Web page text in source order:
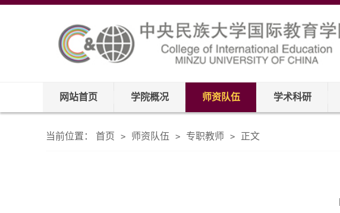
网站首页 学院概况 师资队伍 学术科研
当前位置： 首页 > 师资队伍 > 专职教师 > 正文